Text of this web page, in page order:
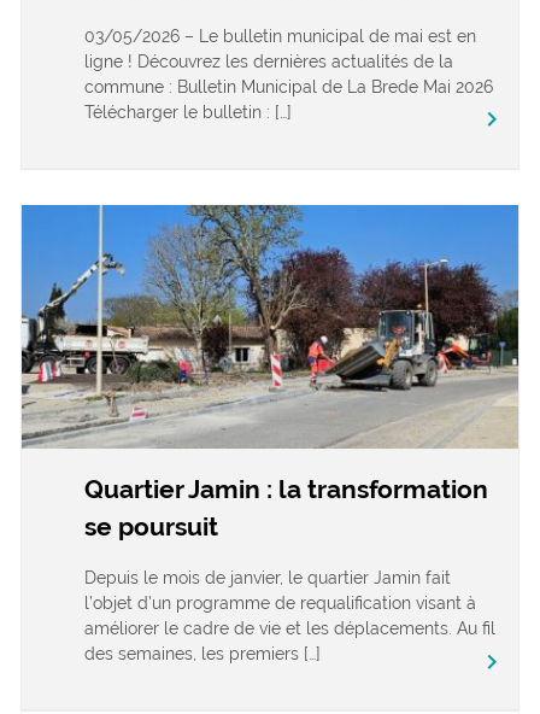
03/05/2026 – Le bulletin municipal de mai est en
ligne ! Découvrez les dernières actualités de la
commune : Bulletin Municipal de La Brede Mai 2026
Télécharger le bulletin : […]
keyboard_arrow_right
Quartier Jamin : la transformation
se poursuit
Depuis le mois de janvier, le quartier Jamin fait
l’objet d’un programme de requalification visant à
améliorer le cadre de vie et les déplacements. Au fil
des semaines, les premiers […]
keyboard_arrow_right